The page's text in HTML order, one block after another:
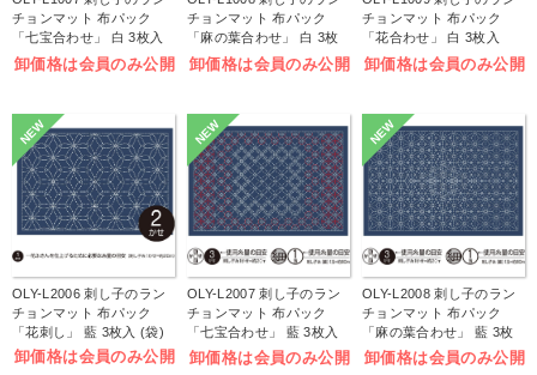
チョンマット 布パック
「七宝合わせ」 白 3枚入
(袋)
卸価格は会員のみ公開
チョンマット 布パック
「麻の葉合わせ」 白 3枚
入 (袋)
卸価格は会員のみ公開
チョンマット 布パック
「花合わせ」 白 3枚入
(袋)
卸価格は会員のみ公開
NEW
OLY-L2006 刺し子のラン
チョンマット 布パック
「花刺し」 藍 3枚入 (袋)
卸価格は会員のみ公開
NEW
OLY-L2007 刺し子のラン
チョンマット 布パック
「七宝合わせ」 藍 3枚入
(袋)
卸価格は会員のみ公開
NEW
OLY-L2008 刺し子のラン
チョンマット 布パック
「麻の葉合わせ」 藍 3枚
入 (袋)
卸価格は会員のみ公開